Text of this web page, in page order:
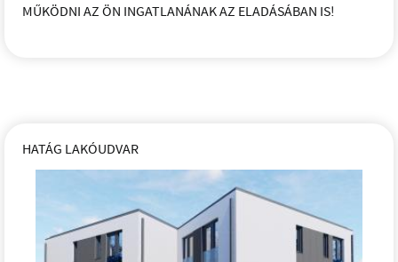
MŰKÖDNI AZ ÖN INGATLANÁNAK AZ ELADÁSÁBAN IS!
HATÁG LAKÓUDVAR